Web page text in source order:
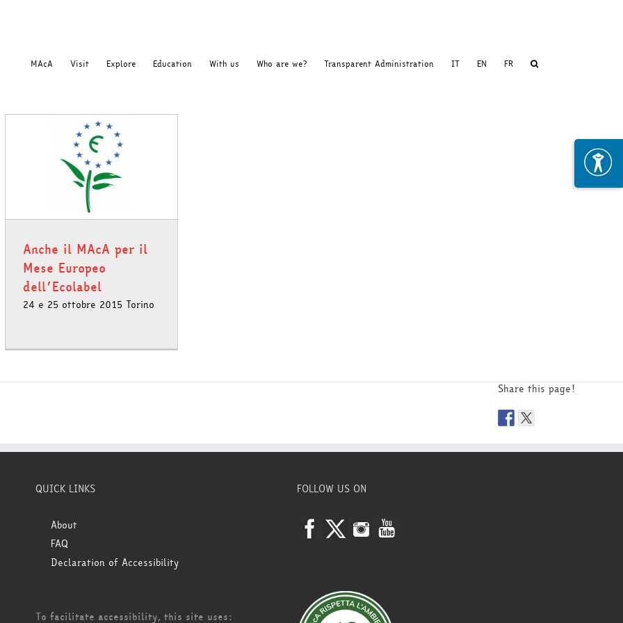
MAcA Visit Explore Education With us Who are we? Transparent Administration IT EN FR
Anche il MAcA per il
Mese Europeo
dell’Ecolabel
24 e 25 ottobre 2015 Torino
Share this page!
QUICK LINKS
About
FAQ
Declaration of Accessibility
To facilitate accessibility, this site uses:
FOLLOW US ON